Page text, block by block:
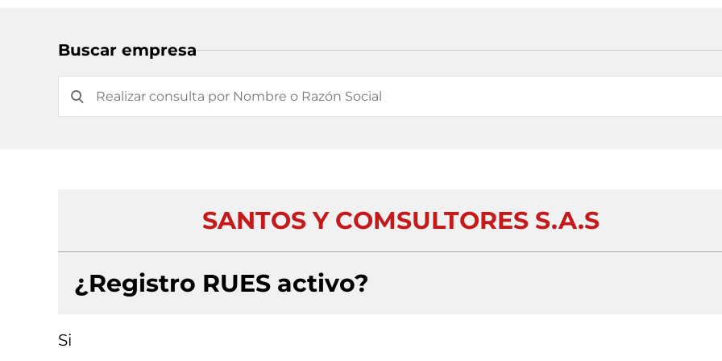
Buscar empresa
SANTOS Y COMSULTORES S.A.S
¿Registro RUES activo?
Si